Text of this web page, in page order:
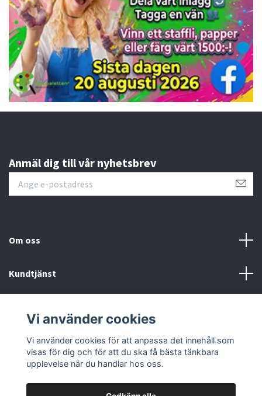
Anmäl dig till vår nyhetsbrev
Om oss
Kundtjänst
Sociala medier
Vi använder cookies
Vi använder cookies för att anpassa det innehåll som
visas för dig och för att du ska få bästa tänkbara
upplevelse när du handlar hos oss.